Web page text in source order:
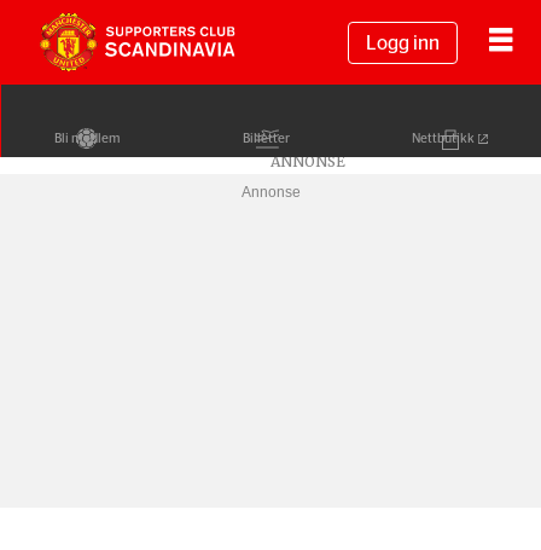
Logg inn
Bli medlem Billetter Nettbutikk
Annonse